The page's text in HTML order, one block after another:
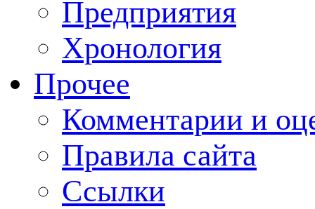
Предприятия
Хронология
Прочее
Комментарии и
Правила сайта
Ссылки